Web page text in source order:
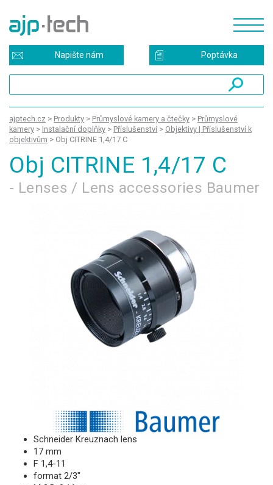
Poptávka
Napište nám
ajptech.cz > Produkty > Průmyslové kamery a čtečky > Průmyslové
kamery > Instalační doplňky > Příslušenství > Objektivy | Příslušenství k
objektivům > Obj CITRINE 1,4/17 C
Obj CITRINE 1,4/17 C
- Lenses / Lens accessories Baumer
Schneider Kreuznach lens
17 mm
F 1,4-11
format 2/3"